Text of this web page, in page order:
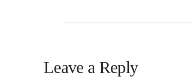
Leave a Reply